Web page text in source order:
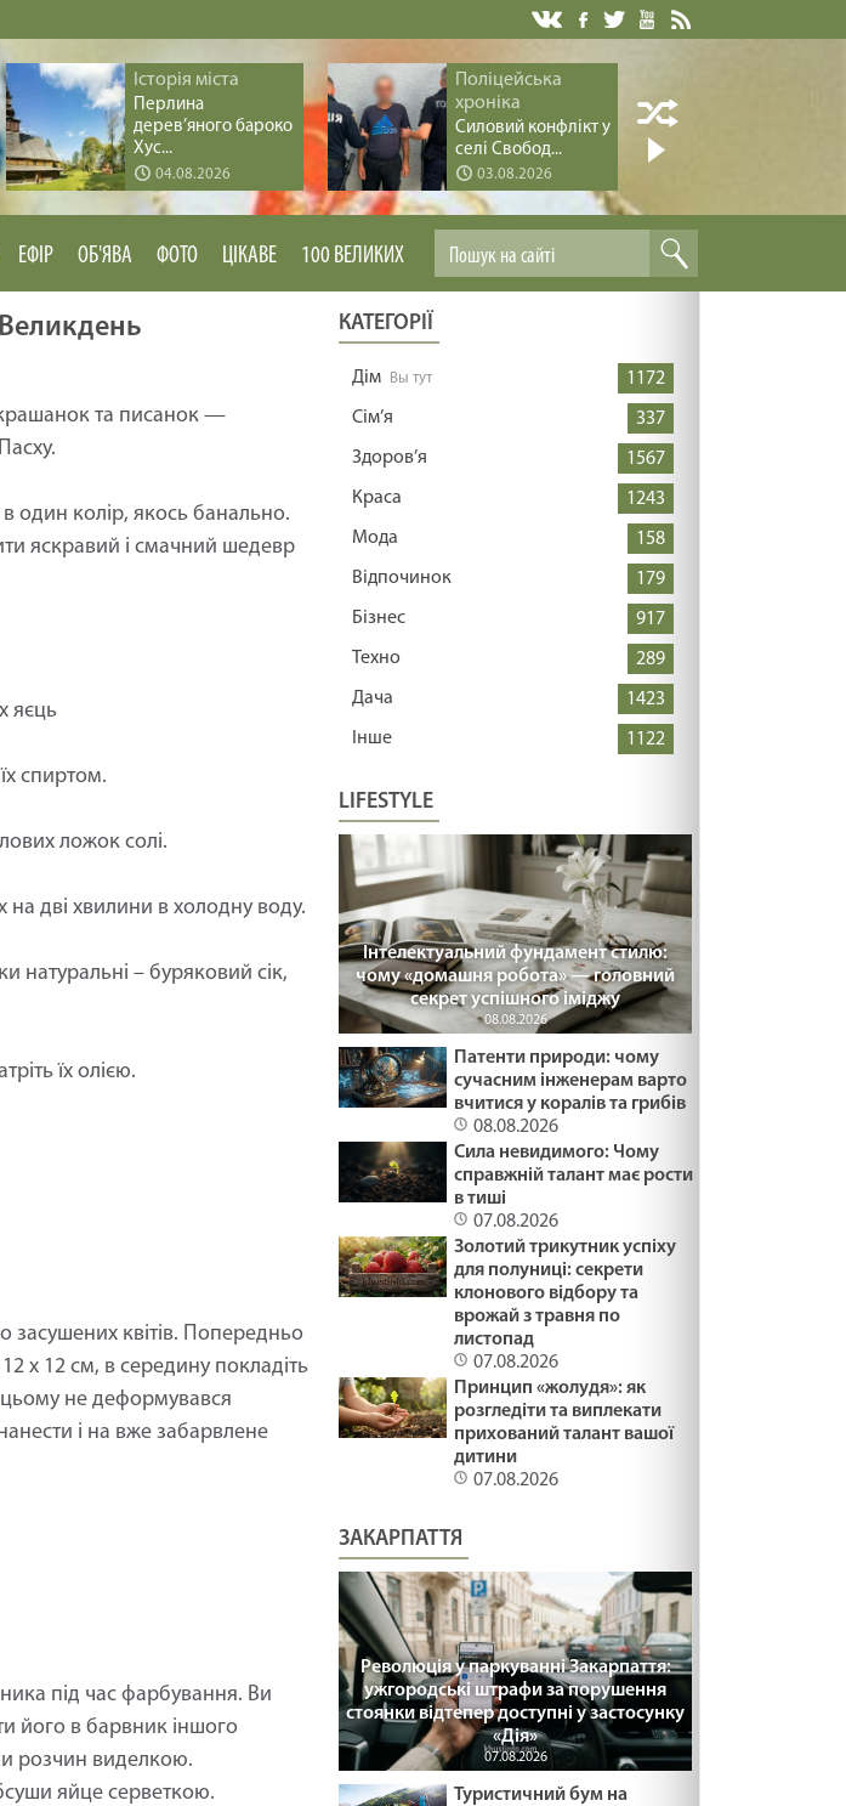
Історія міста
Перлина
дерев’яного бароко
Хус...
04.08.2026
Поліцейська
хроніка
Силовий конфлікт у
селі Свобод...
03.08.2026
ЕФІР ОБ'ЯВА ФОТО ЦІКАВЕ 100 ВЕЛИКИХ
крашанок та писанок —
один колір, якось банально.
яскравий і смачний шедевр
яєць
спиртом.
ложок солі.
на дві хвилини в холодну воду.
натуральні – буряковий сік,
їх олією.
засушених квітів. Попередньо
х 12 см, в середину покладіть
цьому не деформувався
і на вже забарвлене
під час фарбування. Ви
його в барвник іншого
розчин виделкою.
яйце серветкою.
КАТЕГОРІЇ
Дім
1172
Сім’я
337
Здоров’я
1567
Краса
1243
Мода
158
Відпочинок
179
Бізнес
917
Техно
289
Дача
1423
Інше
1122
LIFESTYLE
Інтелектуальний фундамент стилю:
чому «домашня робота» — головний
секрет успішного іміджу
08.08.2026
Патенти природи: чому
сучасним інженерам варто
вчитися у коралів та грибів
08.08.2026
Сила невидимого: Чому
справжній талант має рости
в тиші
07.08.2026
Золотий трикутник успіху
для полуниці: секрети
клонового відбору та
врожай з травня по
листопад
07.08.2026
Принцип «жолудя»: як
розгледіти та виплекати
прихований талант вашої
дитини
07.08.2026
ЗАКАРПАТТЯ
Революція у паркуванні Закарпаття:
ужгородські штрафи за порушення
стоянки відтепер доступні у застосунку
«Дія»
07.08.2026
Туристичний бум на